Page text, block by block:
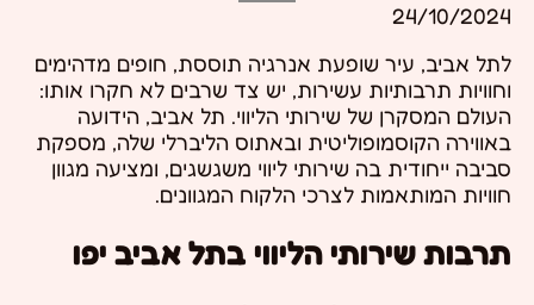
24/10/2024
לתל אביב, עיר שופעת אנרגיה תוססת, חופים מדהימים
וחוויות תרבותיות עשירות, יש צד שרבים לא חקרו אותו:
העולם המסקרן של שירותי הליווי. תל אביב, הידועה
באווירה הקוסמופוליטית ובאתוס הליברלי שלה, מספקת
סביבה ייחודית בה שירותי ליווי משגשגים, ומציעה מגוון
חוויות המותאמות לצרכי הלקוח המגוונים.
תרבות שירותי הליווי בתל אביב יפו